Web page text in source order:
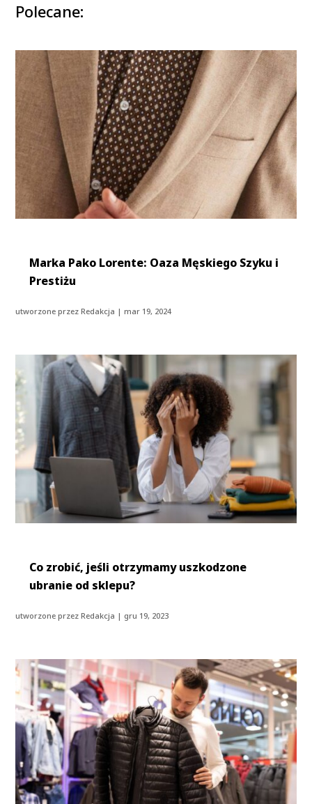
Polecane:
Marka Pako Lorente: Oaza Męskiego Szyku i
Prestiżu
utworzone przezRedakcja |mar 19, 2024
Co zrobić, jeśli otrzymamy uszkodzone
ubranie od sklepu?
utworzone przezRedakcja | gru 19, 2023